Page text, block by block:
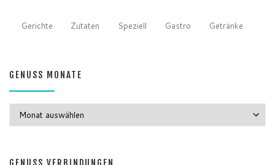
Gerichte Zutaten Speziell Gastro Getränke
GENUSS MONATE